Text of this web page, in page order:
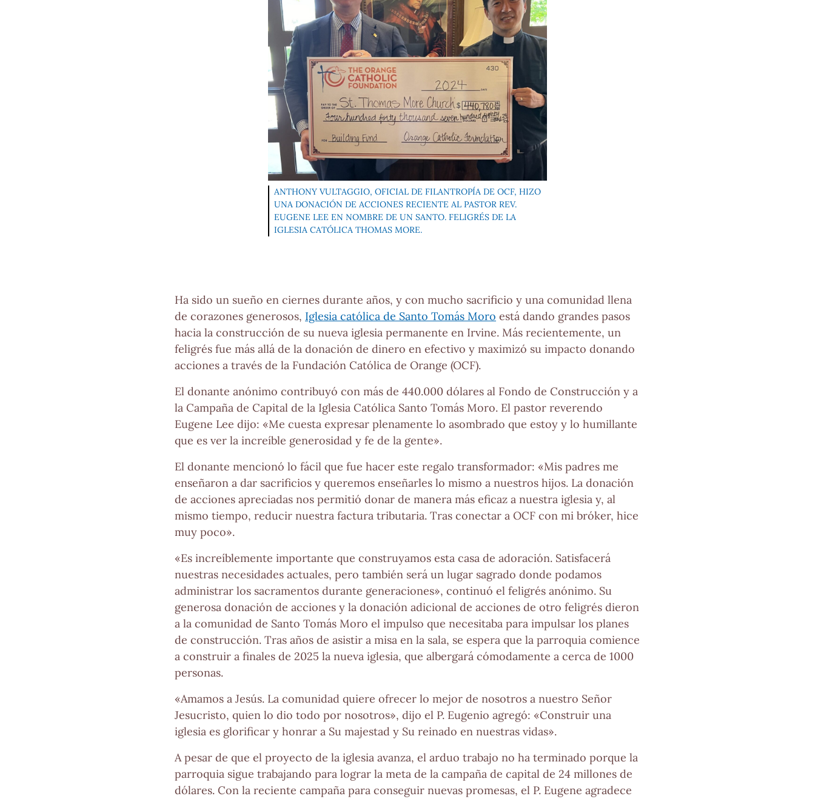
ANTHONY VULTAGGIO, OFICIAL DE FILANTROPÍA DE OCF, HIZO
UNA DONACIÓN DE ACCIONES RECIENTE AL PASTOR REV.
EUGENE LEE EN NOMBRE DE UN SANTO. FELIGRÉS DE LA
IGLESIA CATÓLICA THOMAS MORE.
Ha sido un sueño en ciernes durante años, y con mucho sacrificio y una comunidad llena
de corazones generosos, Iglesia católica de Santo Tomás Moro está dando grandes pasos
hacia la construcción de su nueva iglesia permanente en Irvine. Más recientemente, un
feligrés fue más allá de la donación de dinero en efectivo y maximizó su impacto donando
acciones a través de la Fundación Católica de Orange (OCF).
El donante anónimo contribuyó con más de 440.000 dólares al Fondo de Construcción y a
la Campaña de Capital de la Iglesia Católica Santo Tomás Moro. El pastor reverendo
Eugene Lee dijo: «Me cuesta expresar plenamente lo asombrado que estoy y lo humillante
que es ver la increíble generosidad y fe de la gente».
El donante mencionó lo fácil que fue hacer este regalo transformador: «Mis padres me
enseñaron a dar sacrificios y queremos enseñarles lo mismo a nuestros hijos. La donación
de acciones apreciadas nos permitió donar de manera más eficaz a nuestra iglesia y, al
mismo tiempo, reducir nuestra factura tributaria. Tras conectar a OCF con mi bróker, hice
muy poco».
«Es increíblemente importante que construyamos esta casa de adoración. Satisfacerá
nuestras necesidades actuales, pero también será un lugar sagrado donde podamos
administrar los sacramentos durante generaciones», continuó el feligrés anónimo. Su
generosa donación de acciones y la donación adicional de acciones de otro feligrés dieron
a la comunidad de Santo Tomás Moro el impulso que necesitaba para impulsar los planes
de construcción. Tras años de asistir a misa en la sala, se espera que la parroquia comience
a construir a finales de 2025 la nueva iglesia, que albergará cómodamente a cerca de 1000
personas.
«Amamos a Jesús. La comunidad quiere ofrecer lo mejor de nosotros a nuestro Señor
Jesucristo, quien lo dio todo por nosotros», dijo el P. Eugenio agregó: «Construir una
iglesia es glorificar y honrar a Su majestad y Su reinado en nuestras vidas».
A pesar de que el proyecto de la iglesia avanza, el arduo trabajo no ha terminado porque la
parroquia sigue trabajando para lograr la meta de la campaña de capital de 24 millones de
dólares. Con la reciente campaña para conseguir nuevas promesas, el P. Eugene agradece